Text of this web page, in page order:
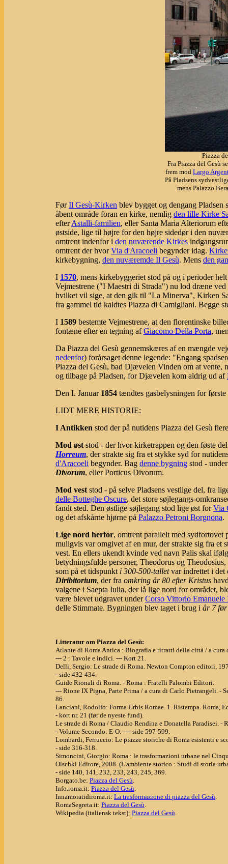
Piazza
Fra Piazza del Gesù
frem mod Largo
På Pladsens
mens Palazzo
FørIl Gesù-Kirken blev bygget og dengang Pladsen
åbent område foran en kirke, nemlig den lille Kirke
efterAstalli-familien, eller Santa Maria Alteriorum
østside, lige til højre for den højre sidedør i den
omtrent indenfor i den nuværende Kirkes
omtrent der hvorVia d'Aracoeli begynder idag.
kirkebygning, den nuværemde Il Gesù. Mens den
I 1570, mens kirkebyggeriet stod på og i perioder
Vejmestrene ("I Maestri di Strada") nu lod dræne
hvilket vil sige, at den gik til "La Minerva", Kirken
fra gammel tid kaldtes Piazza di Camigliani. Begge
I 1589 bestemte Vejmestrene, at den florentinske
fontæne efter en tegning afGiacomo Della Porta,
Da Piazza del Gesù gennemskæres af en mængde
nedenfor) forårsaget denne legende: "Engang
Piazza del Gesù, bad Djævelen Vinden om at vente,
og tilbage på Pladsen, for Djævelen kom aldrig ud af
Den I. Januar 1854 tændtes gasbelysningen for
LIDT MERE HISTORIE:
I Antikken stod der på nutidens Piazza del Gesù
Mod øst stod - der hvor kirketrappen og den føste
Horreum, der strakte sig fra et stykke syd for
d'Aracoeli begynder. Bag denne bygning stod -
Divorum, eller Porticus Divorum.
Mod vest stod - på selve Pladsens vestlige del, fra
delle Botteghe Oscure, det store søjlegangs-
fandt sted. Den østlige søjlegang stod lige øst forVia
og det afskårne hjørne på Palazzo Petroni Borgnona.
Lige nord herfor, omtrent parallelt med sydfortovet
muligvis var omgivet af en mur, der strakte sig fra
vest. En ellers ukendt kvinde ved navn Palis skal
betydningsfulde personer, Theodorus og
som på et tidspunkt i 300-500-talletvar indrettet i det
Diribitorium, der fra omkring år 80 efter Kristus
valgene i Saepta Iulia, der lå lige nord for området,
være blevet udgravet underCorso Vittorio Emanuele
delle Stimmate. Bygningen blev taget i brug i år 7
Litteratur om Piazza del Gesù:
Atlante di Roma Antica : Biografia e ritratti della città / a
--- 2 : Tavole e indici. --- Kort 21.
Delli, Sergio: Le strade di Roma. Newton Compton editori,
- side 432-434.
Guide Rionali di Roma. - Roma : Fratelli Palombi Editori.
--- Rione IX Pigna, Parte Prima / a cura di Carlo Pietrangeli. -
86.
Lanciani, Rodolfo: Forma Urbis Romae. 1. Ristampa. Roma,
- kort nr. 21 (før de nyeste fund).
Le strade di Roma / Claudio Rendina e Donatella Paradisei.
- Volume Secondo: E-O. ---- side 597-599.
Lombardi, Ferruccio: Le piazze storiche di Roma esistenti e
- side 316-318.
Simoncini, Giorgio: Roma : le trasformazioni urbane nel
Olschki Editore, 2008. (L'ambiente storico : Studi di storia
- side 140, 141, 232, 233, 243, 245, 369.
Borgato.be: Piazza del Gesù.
Info.roma.it: Piazza del Gesù.
Innamoratidiroma.it: La trasformazione di piazza del Gesù.
RomaSegreta.it: Piazza del Gesù.
Wikipedia (italiensk tekst): Piazza del Gesù.